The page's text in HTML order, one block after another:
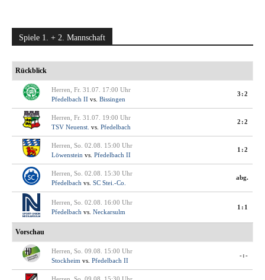
Spiele 1. + 2. Mannschaft
Rückblick
Herren, Fr. 31.07. 17:00 Uhr
Pfedelbach II vs. Bissingen
3:2
Herren, Fr. 31.07. 19:00 Uhr
TSV Neuenst. vs. Pfedelbach
2:2
Herren, So. 02.08. 15:00 Uhr
Löwenstein vs. Pfedelbach II
1:2
Herren, So. 02.08. 15:30 Uhr
Pfedelbach vs. SC Stei.-Co.
abg.
Herren, So. 02.08. 16:00 Uhr
Pfedelbach vs. Neckarsulm
1:1
Vorschau
Herren, So. 09.08. 15:00 Uhr
Stockheim vs. Pfedelbach II
-:-